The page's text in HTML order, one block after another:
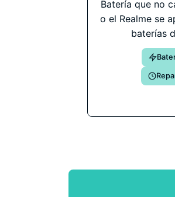
Batería que no
o el Realme se
baterías